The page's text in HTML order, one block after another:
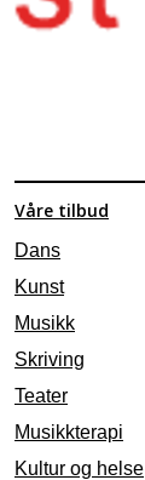
Våre tilbud
Dans
Kunst
Musikk
Skriving
Teater
Musikkterapi
Kultur og helse